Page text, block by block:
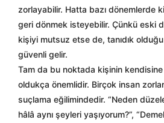
zorlayabilir. Hatta bazı dönemlerde
geri dönmek isteyebilir. Çünkü eski
kişiyi mutsuz etse de, tanıdık
güvenli gelir.
Tam da bu noktada kişinin kendisine
oldukça önemlidir. Birçok insan
suçlama eğilimindedir. “Neden
hâlâ aynı şeyleri yaşıyorum?”,